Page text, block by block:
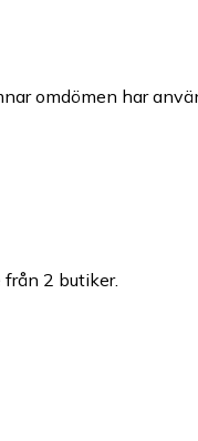
omdömen har
från 2 butiker.